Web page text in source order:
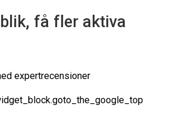
få fler aktiva
expertrecensioner